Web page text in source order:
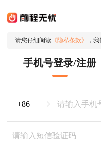
请您仔细阅读 《隐私条款》 ，
手机号登录/注册